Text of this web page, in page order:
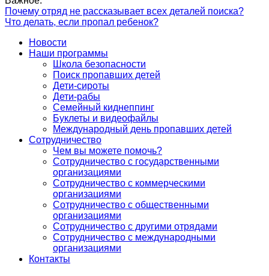
Почему отряд не рассказывает всех деталей поиска?
Что делать, если пропал ребенок?
Новости
Наши программы
Школа безопасности
Поиск пропавших детей
Дети-сироты
Дети-рабы
Семейный киднеппинг
Буклеты и видеофайлы
Международный день пропавших детей
Сотрудничество
Чем вы можете помочь?
Сотрудничество с государственными
организациями
Сотрудничество с коммерческими
организациями
Сотрудничество с общественными
организациями
Сотрудничество с другими отрядами
Сотрудничество с международными
организациями
Контакты